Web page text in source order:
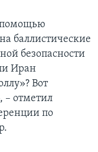
помощью
баллистические
безопасности
Иран
Вот
– отметил
по